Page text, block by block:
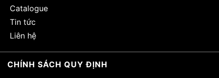
Catalogue
Tin tức
Liên hệ
CHÍNH SÁCH QUY ĐỊNH